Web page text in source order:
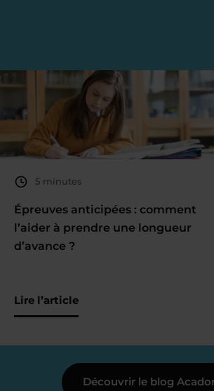
5 minutes
Épreuves anticipées : comment
l’aider à prendre une longueur
d’avance ?
Lire l’article
Découvrir le blog